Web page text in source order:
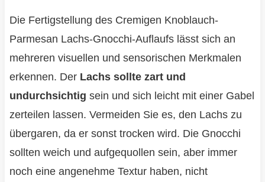
Die Fertigstellung des Cremigen Knoblauch-
Parmesan Lachs-Gnocchi-Auflaufs lässt sich an
mehreren visuellen und sensorischen Merkmalen
erkennen. Der Lachs sollte zart und
undurchsichtig sein und sich leicht mit einer Gabel
zerteilen lassen. Vermeiden Sie es, den Lachs zu
übergaren, da er sonst trocken wird. Die Gnocchi
sollten weich und aufgequollen sein, aber immer
noch eine angenehme Textur haben, nicht